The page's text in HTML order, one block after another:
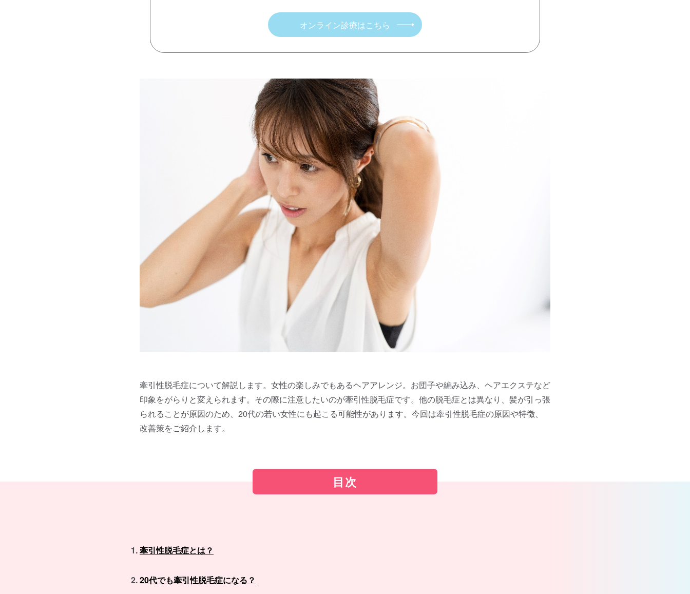
オンライン診療はこちら
牽引性脱毛症について解説します。女性の楽しみでもあるヘアアレンジ。お団子や編み込み、ヘアエクステなど
印象をがらりと変えられます。その際に注意したいのが牽引性脱毛症です。他の脱毛症とは異なり、髪が引っ張
られることが原因のため、20代の若い女性にも起こる可能性があります。今回は牽引性脱毛症の原因や特徴、
改善策をご紹介します。
目次
牽引性脱毛症とは？
20代でも牽引性脱毛症になる？